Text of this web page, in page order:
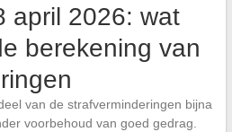
april 2026: wat
berekening van
van de strafverminderingen bijna
voorbehoud van goed gedrag.